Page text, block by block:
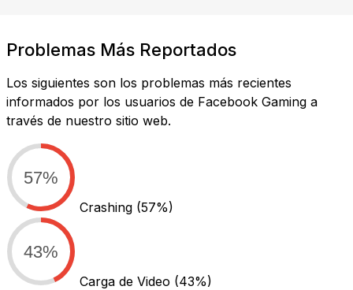
Problemas Más Reportados
Los siguientes son los problemas más recientes
informados por los usuarios de Facebook Gaming a
través de nuestro sitio web.
57%
Crashing (57%)
43%
Carga de Video (43%)